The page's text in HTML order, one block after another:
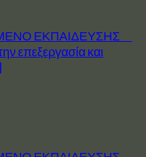
ΕΚΠΑΙΔΕΥΣΗΣ
επεξεργασία και